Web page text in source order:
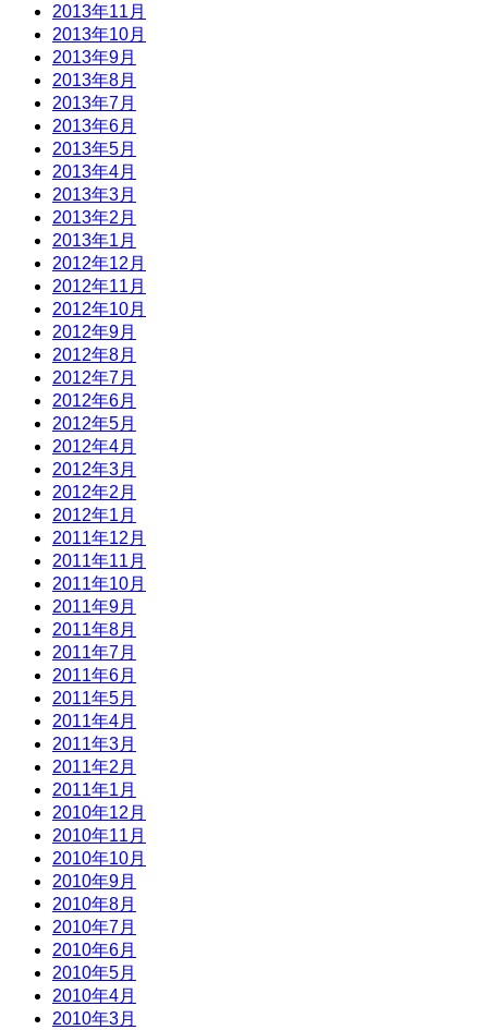
2013年11月
2013年10月
2013年9月
2013年8月
2013年7月
2013年6月
2013年5月
2013年4月
2013年3月
2013年2月
2013年1月
2012年12月
2012年11月
2012年10月
2012年9月
2012年8月
2012年7月
2012年6月
2012年5月
2012年4月
2012年3月
2012年2月
2012年1月
2011年12月
2011年11月
2011年10月
2011年9月
2011年8月
2011年7月
2011年6月
2011年5月
2011年4月
2011年3月
2011年2月
2011年1月
2010年12月
2010年11月
2010年10月
2010年9月
2010年8月
2010年7月
2010年6月
2010年5月
2010年4月
2010年3月